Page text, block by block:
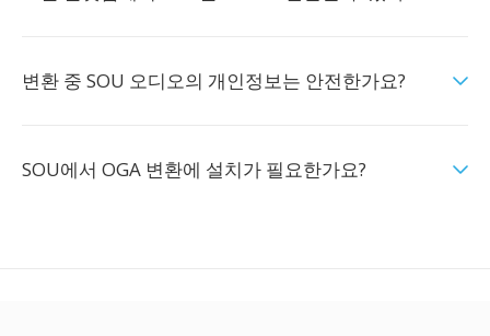
변환 중 SOU 오디오의 개인정보는 안전한가요?
SOU에서 OGA 변환에 설치가 필요한가요?